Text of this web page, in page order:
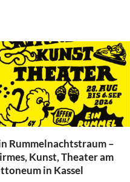
Rummelnachtstraum –
Kunst, Theater am
in Kassel